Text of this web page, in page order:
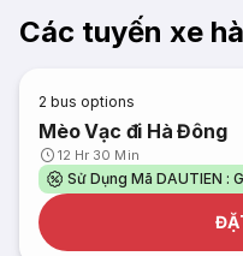
Các tuyến xe
2 bus options
Mèo Vạc đi Hà Đông
12 Hr 30 Min
Sử Dụng Mã DAUTIEN :